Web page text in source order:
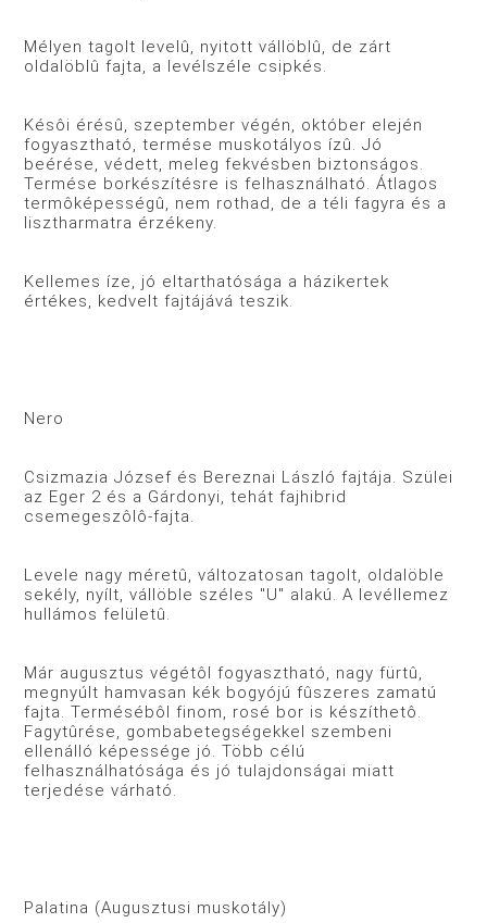
Mélyen tagolt levelû, nyitott vállöblû, de zárt
oldalöblû fajta, a levélszéle csipkés.
Késôi érésû, szeptember végén, október elején
fogyasztható, termése muskotályos ízû. Jó
beérése, védett, meleg fekvésben biztonságos.
Termése borkészítésre is felhasználható. Átlagos
termôképességû, nem rothad, de a téli fagyra és a
lisztharmatra érzékeny.
Kellemes íze, jó eltarthatósága a házikertek
értékes, kedvelt fajtájává teszik.
Nero
Csizmazia József és Bereznai László fajtája. Szülei
az Eger 2 és a Gárdonyi, tehát fajhibrid
csemegeszôlô-fajta.
Levele nagy méretû, változatosan tagolt, oldalöble
sekély, nyílt, vállöble széles "U" alakú. A levéllemez
hullámos felületû.
Már augusztus végétôl fogyasztható, nagy fürtû,
megnyúlt hamvasan kék bogyójú fûszeres zamatú
fajta. Termésébôl finom, rosé bor is készíthetô.
Fagytûrése, gombabetegségekkel szembeni
ellenálló képessége jó. Több célú
felhasználhatósága és jó tulajdonságai miatt
terjedése várható.
Palatina (Augusztusi muskotály)